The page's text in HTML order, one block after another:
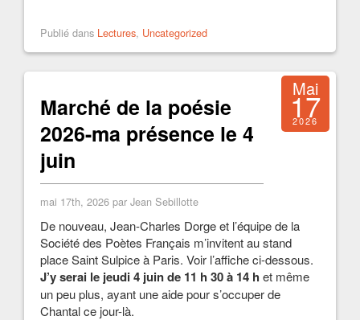
Publié dans Lectures, Uncategorized
Marché de la poésie
2026-ma présence le 4
juin
Mai
17
2026
mai 17th, 2026 par Jean Sebillotte
De nouveau, Jean-Charles Dorge et l’équipe de la
Société des Poètes Français m’invitent au stand
place Saint Sulpice à Paris. Voir l’affiche ci-dessous.
J’y serai le jeudi 4 juin de 11 h 30 à 14 h et même
un peu plus, ayant une aide pour s’occuper de
Chantal ce jour-là.